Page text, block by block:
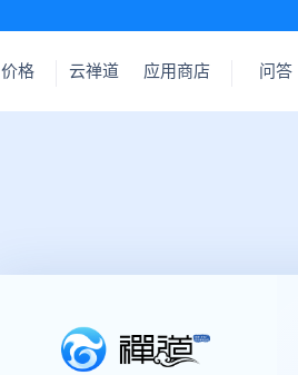
价格 云禅道 应用商店 问答